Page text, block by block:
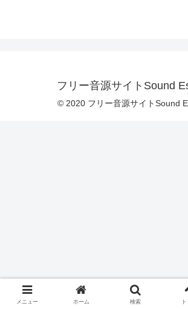
フリー音源サイトSound
© 2020 フリー音源サイトSound
メニュー ホーム 検索